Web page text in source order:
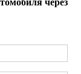
через